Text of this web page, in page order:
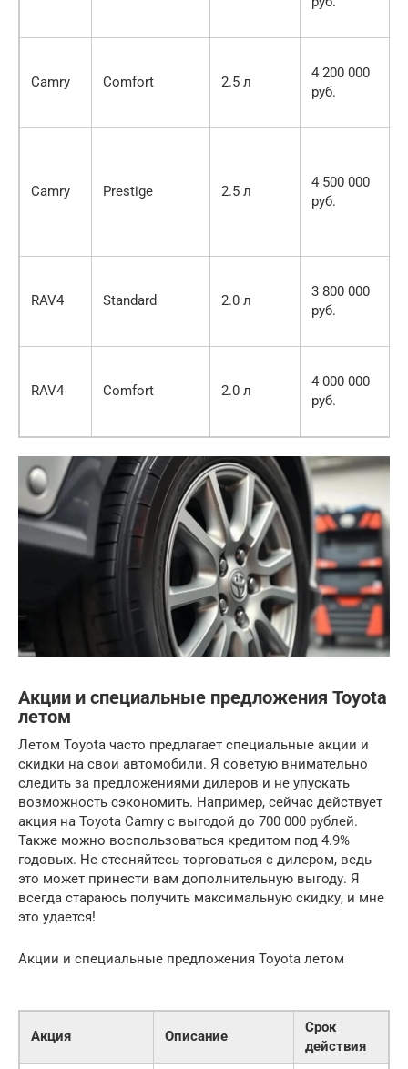
Camry Comfort 2.5 л
4 200 000
руб.
Camry Prestige 2.5 л
4 500 000
руб.
RAV4 Standard 2.0 л
3 800 000
руб.
RAV4 Comfort 2.0 л
4 000 000
руб.
Акции и специальные предложения Toyota
летом
Летом Toyota часто предлагает специальные акции и
скидки на свои автомобили. Я советую внимательно
следить за предложениями дилеров и не упускать
возможность сэкономить. Например, сейчас действует
акция на Toyota Camry с выгодой до 700 000 рублей.
Также можно воспользоваться кредитом под 4.9%
годовых. Не стесняйтесь торговаться с дилером, ведь
это может принести вам дополнительную выгоду. Я
всегда стараюсь получить максимальную скидку, и мне
это удается!
Акции и специальные предложения Toyota летом
Акция Описание
Срок
действия